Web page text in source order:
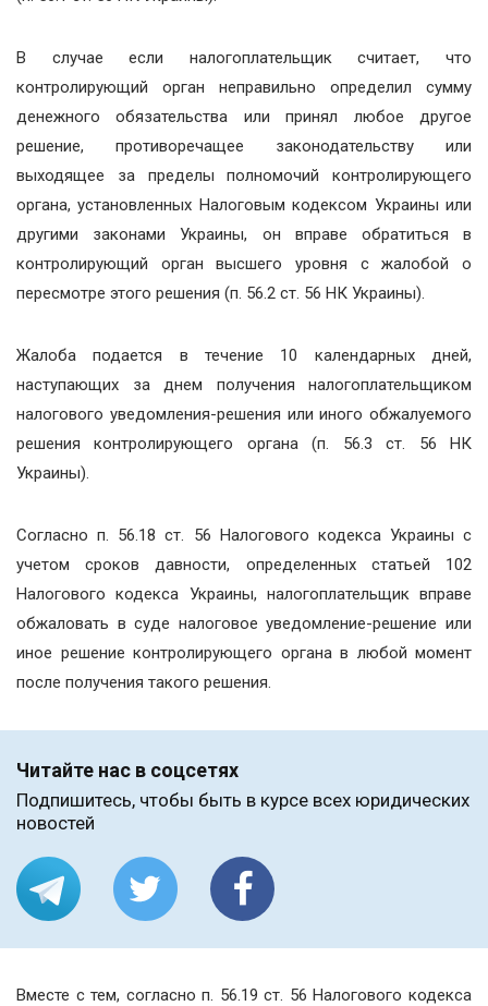
В случае если налогоплательщик считает, что
контролирующий орган неправильно определил сумму
денежного обязательства или принял любое другое
решение, противоречащее законодательству или
выходящее за пределы полномочий контролирующего
органа, установленных Налоговым кодексом Украины или
другими законами Украины, он вправе обратиться в
контролирующий орган высшего уровня с жалобой о
пересмотре этого решения (п. 56.2 ст. 56 НК Украины).
Жалоба подается в течение 10 календарных дней,
наступающих за днем получения налогоплательщиком
налогового уведомления-решения или иного обжалуемого
решения контролирующего органа (п. 56.3 ст. 56 НК
Украины).
Согласно п. 56.18 ст. 56 Налогового кодекса Украины с
учетом сроков давности, определенных статьей 102
Налогового кодекса Украины, налогоплательщик вправе
обжаловать в суде налоговое уведомление-решение или
иное решение контролирующего органа в любой момент
после получения такого решения.
Читайте нас в соцсетях
Подпишитесь, чтобы быть в курсе всех юридических
новостей
Вместе с тем, согласно п. 56.19 ст. 56 Налогового кодекса